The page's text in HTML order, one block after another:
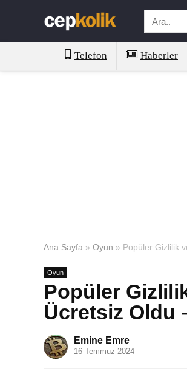
Telefon Haberler
Ana Sayfa » Oyun » Popüler Gizlilik
Oyun
Popüler
Ücretsiz Oldu
Emine Emre
16 Temmuz 2024